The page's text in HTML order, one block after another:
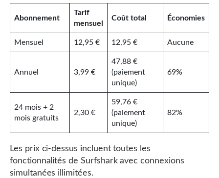
Abonnement
Tarif
mensuel
Coût total Économies
Mensuel 12,95 € 12,95 € Aucune
Annuel 3,99 €
47,88 €
(paiement
unique)
69%
24 mois + 2
mois gratuits
2,30 €
59,76 €
(paiement
unique)
82%
Les prix ci-dessus incluent toutes les
fonctionnalités de Surfshark avec connexions
simultanées illimitées.